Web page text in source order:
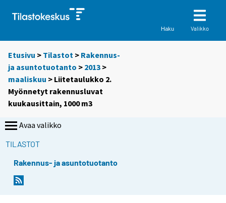
Haku Valikko
Etusivu > Tilastot > Rakennus-
ja asuntotuotanto > 2013 >
maaliskuu > Liitetaulukko 2.
Myönnetyt rakennusluvat
kuukausittain, 1000 m3
Avaa valikko
TILASTOT
Rakennus- ja asuntotuotanto